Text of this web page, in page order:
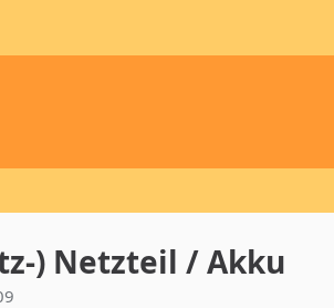
) Netzteil / Akku